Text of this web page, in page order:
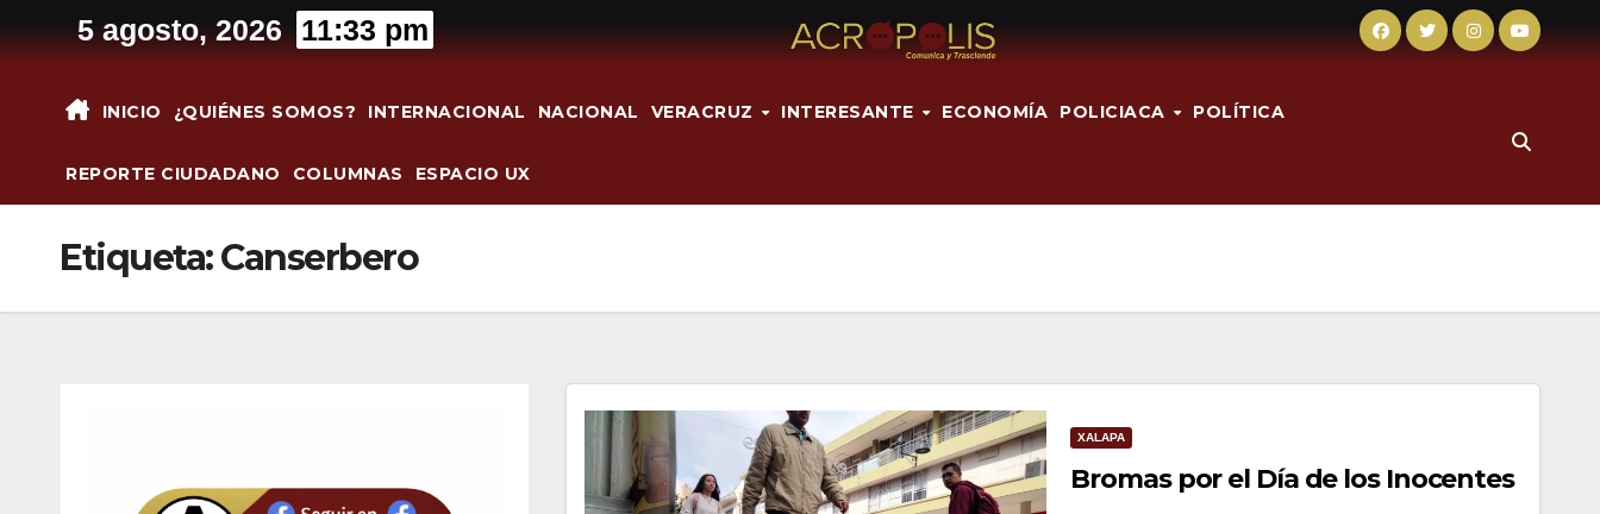
al
5 agosto, 2026 11:33 pm
INICIO ¿QUIÉNES SOMOS? INTERNACIONAL NACIONAL VERACRUZ INTERESANTE ECONOMÍA POLICIACA POLÍTICA
REPORTE CIUDADANO COLUMNAS ESPACIO UX
Etiqueta:Canserbero
XALAPA
Bromas por el Día de los Inocentes